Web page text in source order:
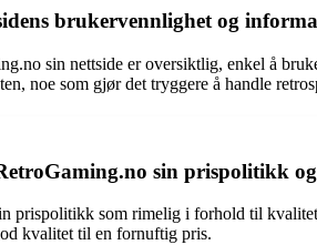
brukervennlighet og
sin nettside er oversiktlig, enkel å
noe som gjør det tryggere å handle
sin prispolitikk
prispolitikk som rimelig i forhold til
kvalitet til en fornuftig pris.